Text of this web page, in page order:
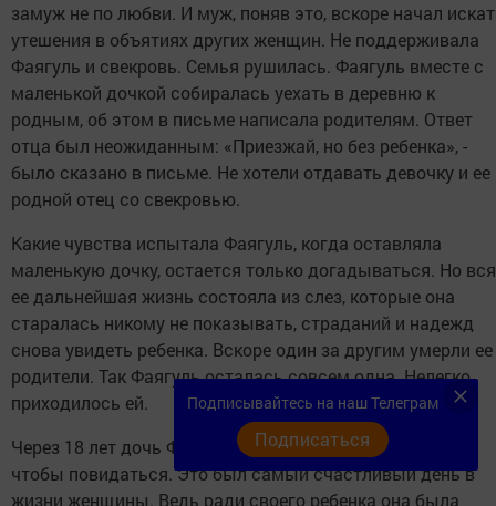
замуж не по любви. И муж, поняв это, вскоре начал
утешения в объятиях других женщин. Не поддерживала
Фаягуль и свекровь. Семья рушилась. Фаягуль вместе с
маленькой дочкой собиралась уехать в деревню к
родным, об этом в письме написала родителям. Ответ
отца был неожиданным: «Приезжай, но без ребенка», -
было сказано в письме. Не хотели отдавать девочку и ее
родной отец со свекровью.
Какие чувства испытала Фаягуль, когда оставляла
маленькую дочку, остается только догадываться. Но вся
ее дальнейшая жизнь состояла из слез, которые она
старалась никому не показывать, страданий и надежд
снова увидеть ребенка. Вскоре один за другим умерли ее
родители. Так Фаягуль осталась совсем одна. Нелегко
приходилось ей.
Через 18 лет дочь Фаягуль приехала к ней в деревню,
чтобы повидаться. Это был самый счастливый день в
жизни женщины. Ведь ради своего ребенка она была
Подписывайтесь на наш Телеграм
Подписаться